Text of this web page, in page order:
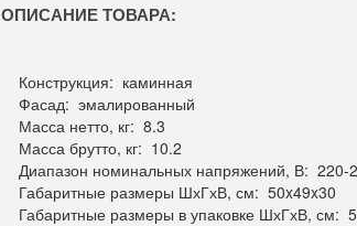
ОПИСАНИЕ ТОВАРА:
Конструкция: каминная
Фасад: эмалированный
Масса нетто, кг: 8.3
Масса брутто, кг: 10.2
Диапазон номинальных напряжений, В: 220-
Габаритные размеры ШхГхВ, см: 50x49x30
Габаритные размеры в упаковке ШхГхВ, см: